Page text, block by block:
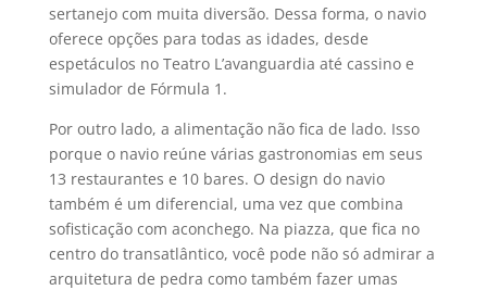
sertanejo com muita diversão. Dessa forma, o navio
oferece opções para todas as idades, desde
espetáculos no Teatro L’avanguardia até cassino e
simulador de Fórmula 1.
Por outro lado, a alimentação não fica de lado. Isso
porque o navio reúne várias gastronomias em seus
13 restaurantes e 10 bares. O design do navio
também é um diferencial, uma vez que combina
sofisticação com aconchego. Na piazza, que fica no
centro do transatlântico, você pode não só admirar a
arquitetura de pedra como também fazer umas